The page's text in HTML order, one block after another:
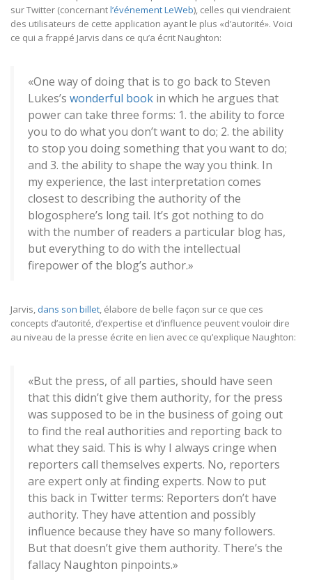
sur Twitter (concernantl’événement LeWeb), celles qui viendraient
des utilisateurs de cette application ayant le plus «d’autorité». Voici
ce qui a frappé Jarvis dans ce qu’a écrit Naughton:
«One way of doing that is to go back to Steven
Lukes’s wonderful book in which he argues that
power can take three forms: 1. the ability to force
you to do what you don’t want to do; 2. the ability
to stop you doing something that you want to do;
and 3. the ability to shape the way you think. In
my experience, the last interpretation comes
closest to describing the authority of the
blogosphere’s long tail. It’s got nothing to do
with the number of readers a particular blog has,
but everything to do with the intellectual
firepower of the blog’s author.»
Jarvis, dans son billet, élabore de belle façon sur ce que ces
concepts d’autorité, d’expertise et d’influence peuvent vouloir dire
au niveau de la presse écrite en lien avec ce qu’explique Naughton:
«But the press, of all parties, should have seen
that this didn’t give them authority, for the press
was supposed to be in the business of going out
to find the real authorities and reporting back to
what they said. This is why I always cringe when
reporters call themselves experts. No, reporters
are expert only at finding experts. Now to put
this back in Twitter terms: Reporters don’t have
authority. They have attention and possibly
influence because they have so many followers.
But that doesn’t give them authority. There’s the
fallacy Naughton pinpoints.»